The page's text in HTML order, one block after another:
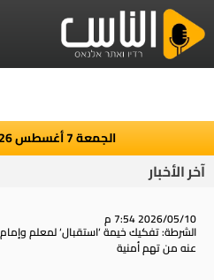
الجمعة 7 أغسطس 2026
آخر الأخبار
2026/05/10 7:54 م
الشرطة: تفكيك خيمة ‘استقبال‘ لمعلم
عنه من تهم أمنية